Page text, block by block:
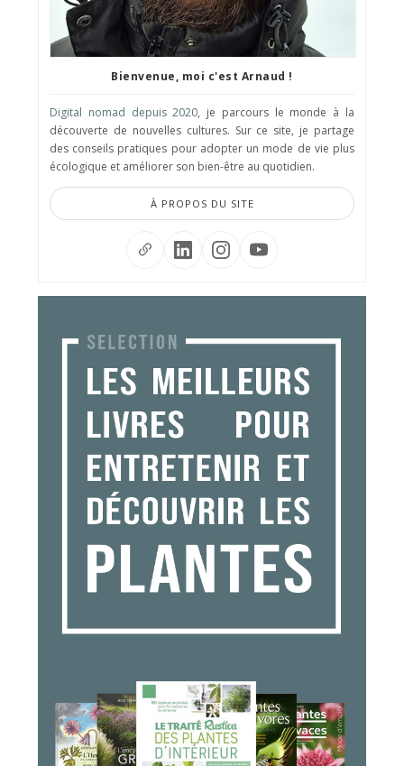
Bienvenue, moi c'est Arnaud !
Digital nomad depuis 2020, je parcours le monde à la
découverte de nouvelles cultures. Sur ce site, je partage
des conseils pratiques pour adopter un mode de vie plus
écologique et améliorer son bien-être au quotidien.
À PROPOS DU SITE